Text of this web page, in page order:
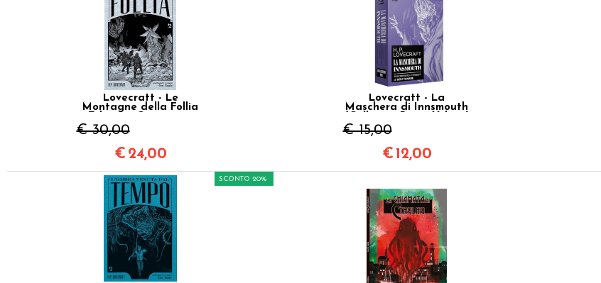
Lovecraft - Le
Montagne della Follia
Speciale
€ 30,00
€ 24,00
Lovecraft - La
Maschera di Innsmouth
€ 15,00
€ 12,00
SCONTO 20%